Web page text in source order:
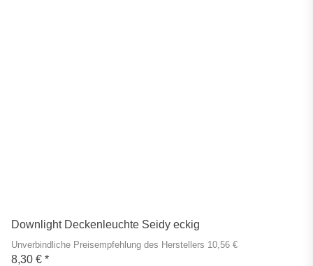
Downlight Deckenleuchte Seidy eckig
Unverbindliche Preisempfehlung des Herstellers 10,56 €
8,30 € *